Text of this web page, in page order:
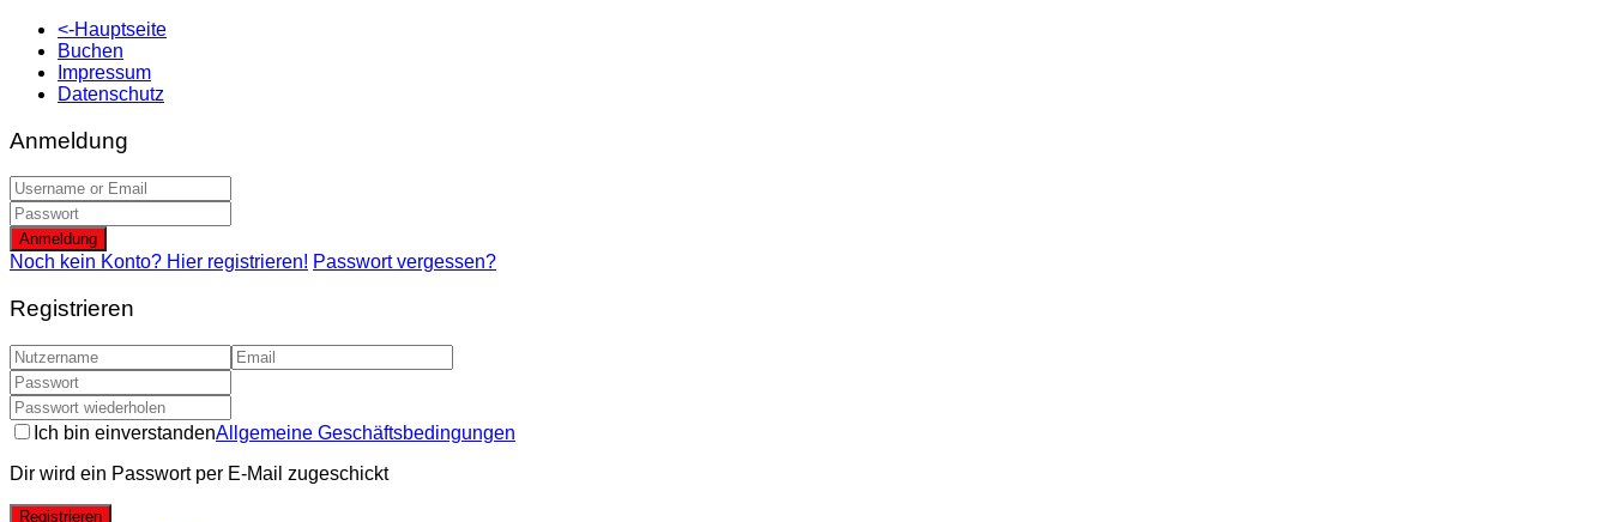
<-Hauptseite
Buchen
Impressum
Datenschutz
Anmeldung
Anmeldung
Noch kein Konto? Hier registrieren! Passwort vergessen?
Registrieren
Ich bin einverstandenAllgemeine Geschäftsbedingungen
Dir wird ein Passwort per E-Mail zugeschickt
Registrieren